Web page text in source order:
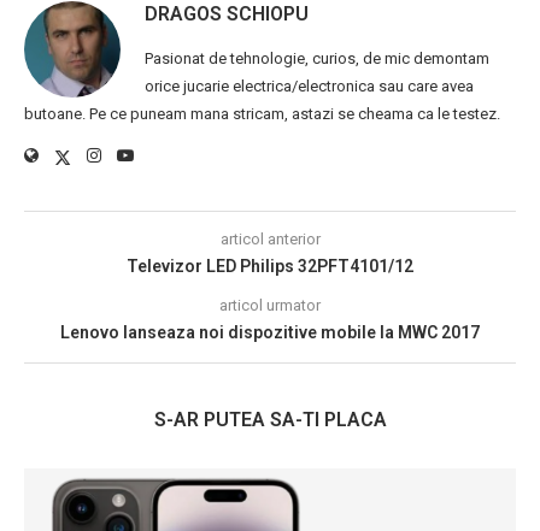
DRAGOS SCHIOPU
Pasionat de tehnologie, curios, de mic demontam
orice jucarie electrica/electronica sau care avea
butoane. Pe ce puneam mana stricam, astazi se cheama ca le testez.
articol anterior
Televizor LED Philips 32PFT4101/12
articol urmator
Lenovo lanseaza noi dispozitive mobile la MWC 2017
S-AR PUTEA SA-TI PLACA